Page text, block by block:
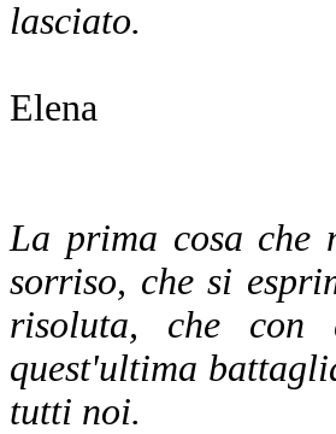
lasciato.
Elena
La prima cosa che
sorriso, che si
risoluta, che con
quest'ultima
tutti noi.